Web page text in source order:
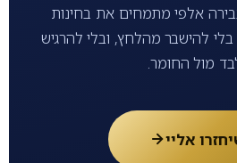
אלפי מתמחים את בחינות
להישבר מהלחץ, ובלי להרגיש
מול החומר.
אליי